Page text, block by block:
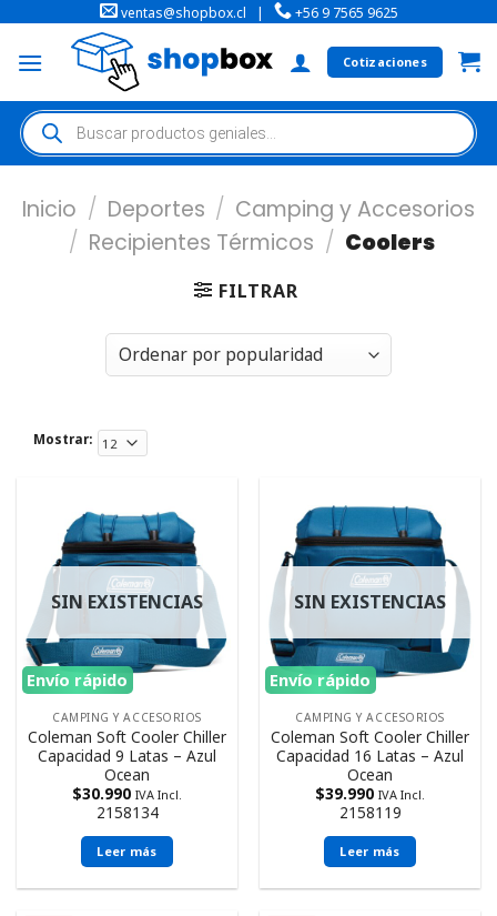
ventas@shopbox.cl | +56 9 7565 9625
Cotizaciones
Inicio / Deportes / Camping y Accesorios
/ Recipientes Térmicos / Coolers
FILTRAR
Mostrar:
Envío rápido
SIN EXISTENCIAS
CAMPING Y ACCESORIOS
Coleman Soft Cooler Chiller
Capacidad 9 Latas – Azul
Ocean
$30.990 IVA Incl.
2158134
Leer más
Envío rápido
SIN EXISTENCIAS
CAMPING Y ACCESORIOS
Coleman Soft Cooler Chiller
Capacidad 16 Latas – Azul
Ocean
$39.990 IVA Incl.
2158119
Leer más